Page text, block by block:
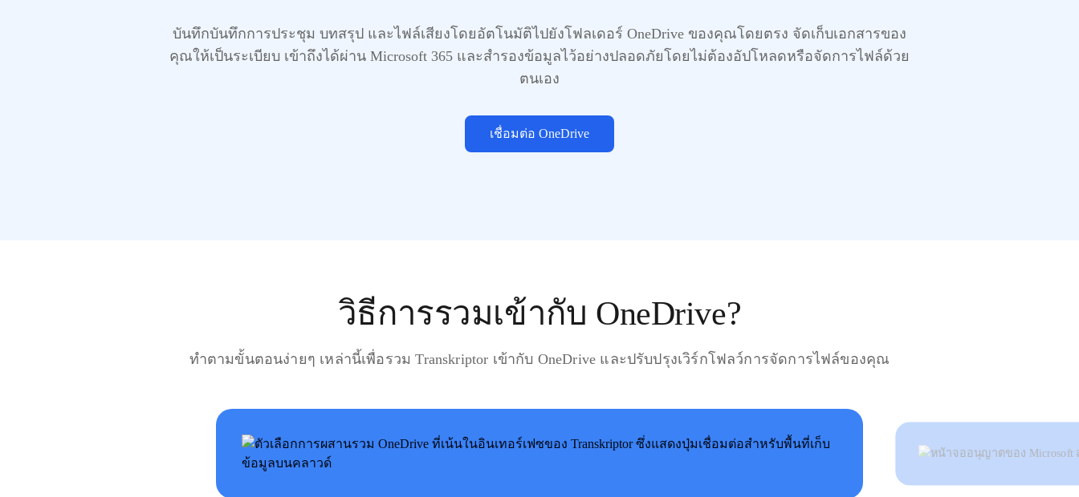
บันทึกบันทึกการประชุม บทสรุป และไฟล์เสียงโดยอัตโนมัติไปยังโฟลเดอร์ OneDrive ของคุณโดยตรง จัดเก็บเอกสารของ
คุณให้เป็นระเบียบ เข้าถึงได้ผ่าน Microsoft 365 และสำรองข้อมูลไว้อย่างปลอดภัยโดยไม่ต้องอัปโหลดหรือจัดการไฟล์ด้วย
ตนเอง
เชื่อมต่อ OneDrive
วิธีการรวมเข้ากับ OneDrive?
ทำตามขั้นตอนง่ายๆ เหล่านี้เพื่อรวม Transkriptor เข้ากับ OneDrive และปรับปรุงเวิร์กโฟลว์การจัดการไฟล์ของคุณ